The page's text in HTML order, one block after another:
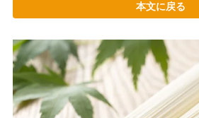
本文に戻る